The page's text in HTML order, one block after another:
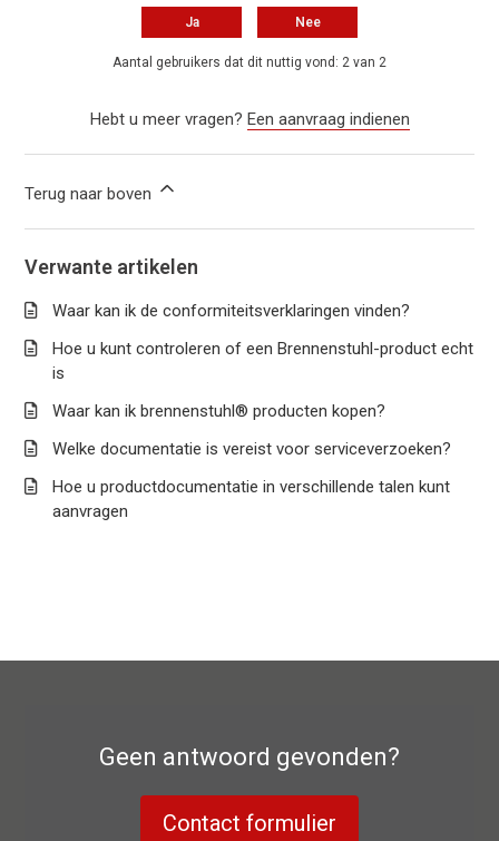
Ja Nee
Aantal gebruikers dat dit nuttig vond: 2 van 2
Hebt u meer vragen? Een aanvraag indienen
Terug naar boven
Verwante artikelen
Waar kan ik de conformiteitsverklaringen vinden?
Hoe u kunt controleren of een Brennenstuhl-product echt
is
Waar kan ik brennenstuhl® producten kopen?
Welke documentatie is vereist voor serviceverzoeken?
Hoe u productdocumentatie in verschillende talen kunt
aanvragen
Geen antwoord gevonden?
Contact formulier